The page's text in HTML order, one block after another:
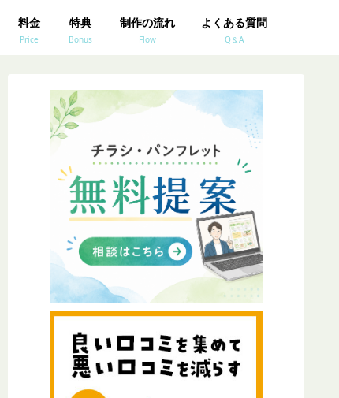
料金
Price
特典
Bonus
制作の流れ
Flow
よくある質問
Q＆A